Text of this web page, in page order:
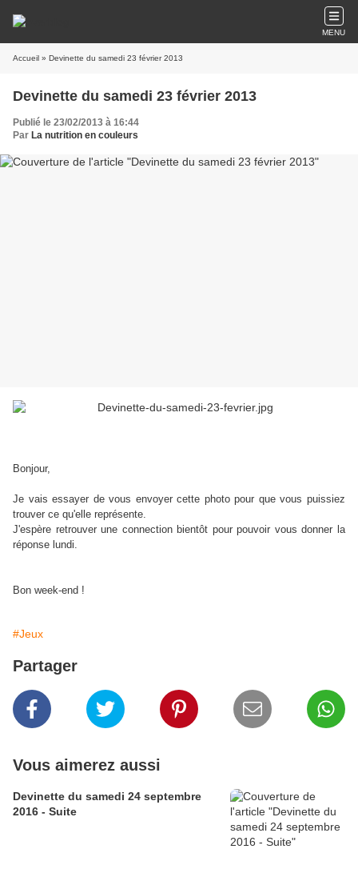
MENU
Accueil » Devinette du samedi 23 février 2013
Devinette du samedi 23 février 2013
Publié le 23/02/2013 à 16:44
Par La nutrition en couleurs
Bonjour,
Je vais essayer de vous envoyer cette photo pour que vous puissiez
trouver ce qu'elle représente.
J'espère retrouver une connection bientôt pour pouvoir vous donner la
réponse lundi.
Bon week-end !
#Jeux
Partager
Vous aimerez aussi
Devinette du samedi 24 septembre
2016 - Suite